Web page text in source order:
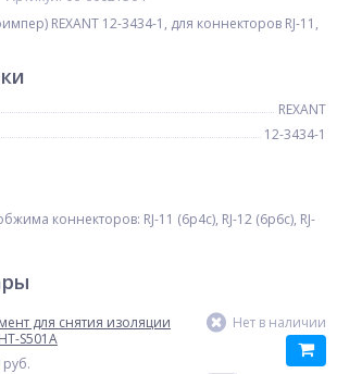
REXANT 12-3434-1, для коннекторов RJ-11,
REXANT
12-3434-1
коннекторов: RJ-11 (6p4c), RJ-12 (6p6c), RJ-
для снятия изоляции
S501A
руб.
Нет в наличии